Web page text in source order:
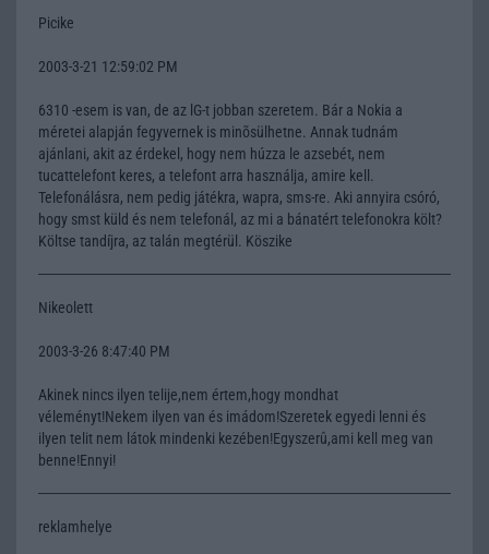
Picike
2003-3-21 12:59:02 PM
6310 -esem is van, de az lG-t jobban szeretem. Bár a Nokia a
méretei alapján fegyvernek is minõsülhetne. Annak tudnám
ajánlani, akit az érdekel, hogy nem húzza le azsebét, nem
tucattelefont keres, a telefont arra használja, amire kell.
Telefonálásra, nem pedig játékra, wapra, sms-re. Aki annyira csóró,
hogy smst küld és nem telefonál, az mi a bánatért telefonokra költ?
Költse tandíjra, az talán megtérül. Köszike
Nikeolett
2003-3-26 8:47:40 PM
Akinek nincs ilyen telije,nem értem,hogy mondhat
véleményt!Nekem ilyen van és imádom!Szeretek egyedi lenni és
ilyen telit nem látok mindenki kezében!Egyszerû,ami kell meg van
benne!Ennyi!
reklamhelye